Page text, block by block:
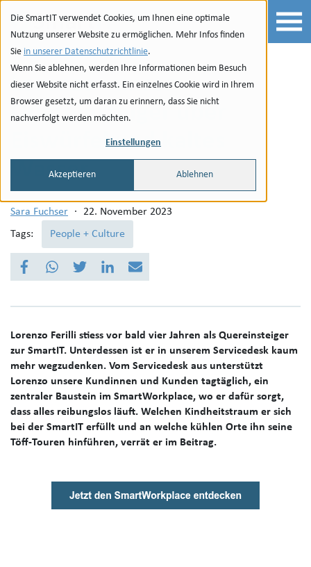
Die SmartIT verwendet Cookies, um Ihnen eine optimale
Nutzung unserer Website zu ermöglichen. Mehr Infos finden
Sie in unserer Datenschutzrichtlinie.
Wenn Sie ablehnen, werden Ihre Informationen beim Besuch
dieser Website nicht erfasst. Ein einzelnes Cookie wird in Ihrem
Browser gesetzt, um daran zu erinnern, dass Sie nicht
nachverfolgt werden möchten.
Einstellungen
Akzeptieren Ablehnen
Zur Navigation
zu den Quicklinks
Zur Suche
Zum Inhalt
Lorenzo - unser
Quereinsteiger über
Eiswürfel und kaltes
Wasser
Sara Fuchser ·
22. November 2023
Tags:
People + Culture
Lorenzo Ferilli stiess vor bald vier Jahren als Quereinsteiger
zur SmartIT. Unterdessen ist er in unserem Servicedesk kaum
mehr wegzudenken. Vom Servicedesk aus unterstützt
Lorenzo unsere Kundinnen und Kunden tagtäglich, ein
zentraler Baustein im SmartWorkplace, wo er dafür sorgt,
dass alles reibungslos läuft. Welchen Kindheitstraum er sich
bei der SmartIT erfüllt und an welche kühlen Orte ihn seine
Töff-Touren hinführen, verrät er im Beitrag.